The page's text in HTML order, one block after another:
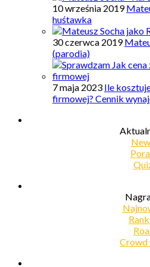
10 września 2019
huśtawka
30 czerwca 2019
(parodia)
7 maja 2023 Ile
firmowej? Cennik
Crowd